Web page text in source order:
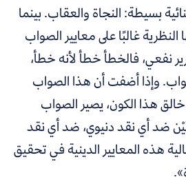
بسيطة: النجاة والعقاب. بينما
غالبًا على معايير الصواب
نفعي، فالخطأ خطأ لأنه خطأ،
وإذا أضفت أن هذا الصواب
هذا الكون، يصير الصواب
ضد أي نقد دنيوي، ضد أي نقد
هذه المعايير الدينية في تحقيق